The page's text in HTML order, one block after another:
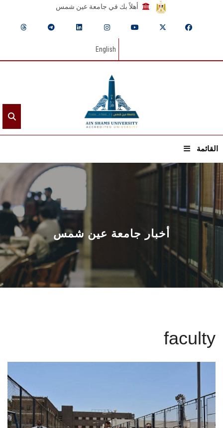
أهلاً بك في جامعة عين شمس
English
القائمة
الرئيسيـة
عن الجامعة
القطاعـات
الشئون الأكاديمية
البحث العلمي
الإعلام
تواصل معنا
أخبار جامعة عين شمس
faculty